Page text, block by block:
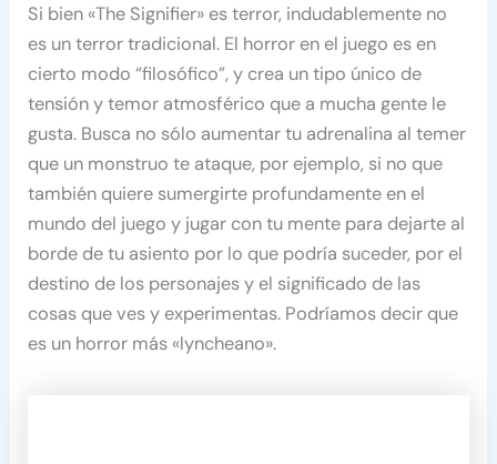
Si bien «The Signifier» es terror, indudablemente no
es un terror tradicional. El horror en el juego es en
cierto modo “filosófico”, y crea un tipo único de
tensión y temor atmosférico que a mucha gente le
gusta. Busca no sólo aumentar tu adrenalina al temer
que un monstruo te ataque, por ejemplo, si no que
también quiere sumergirte profundamente en el
mundo del juego y jugar con tu mente para dejarte al
borde de tu asiento por lo que podría suceder, por el
destino de los personajes y el significado de las
cosas que ves y experimentas. Podríamos decir que
es un horror más «lyncheano».